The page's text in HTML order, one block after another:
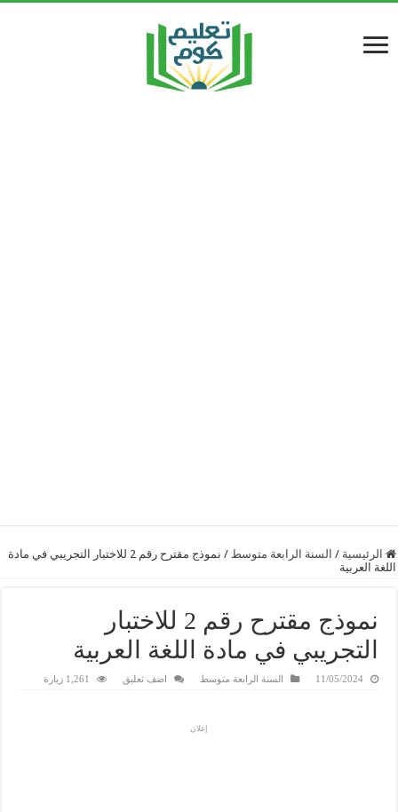
الرئيسية / السنة الرابعة متوسط /
نموذج مقترح رقم 2 للاختبار التجريبي في مادة
اللغة العربية
نموذج مقترح رقم 2 للاختبار
التجريبي في مادة اللغة العربية
11/05/2024 السنة الرابعة متوسط اضف تعليق 1,261 زيارة
إعلان